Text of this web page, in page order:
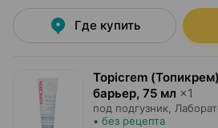
Где купить
Topicrem
барьер, 75 мл ×1
под подгузник,
• без рецепта